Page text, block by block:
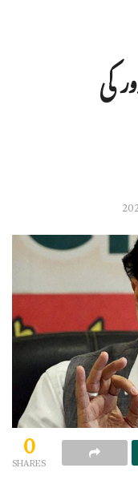
کی
0
SHARES